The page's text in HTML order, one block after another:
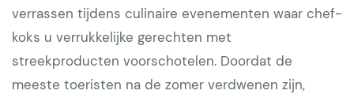
verrassen tijdens culinaire evenementen waar chef-
koks u verrukkelijke gerechten met
streekproducten voorschotelen. Doordat de
meeste toeristen na de zomer verdwenen zijn,